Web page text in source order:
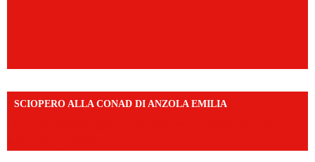
SCIOPERO ALLA CONAD DI ANZOLA EMILIA